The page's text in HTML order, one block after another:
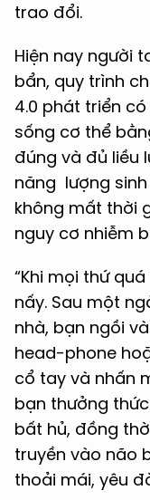
trao đổi.
Hiện nay người
bẩn, quy trình
4.0 phát triển
sống cơ thể
đúng và đủ liều
năng lượng
không mất thời
nguy cơ nhiễm
“Khi mọi thứ
nấy. Sau một
nhà, bạn ngồi
head-phone
cổ tay và nhấn
bạn thưởng
bất hủ, đồng
truyền vào não
thoải mái, yêu